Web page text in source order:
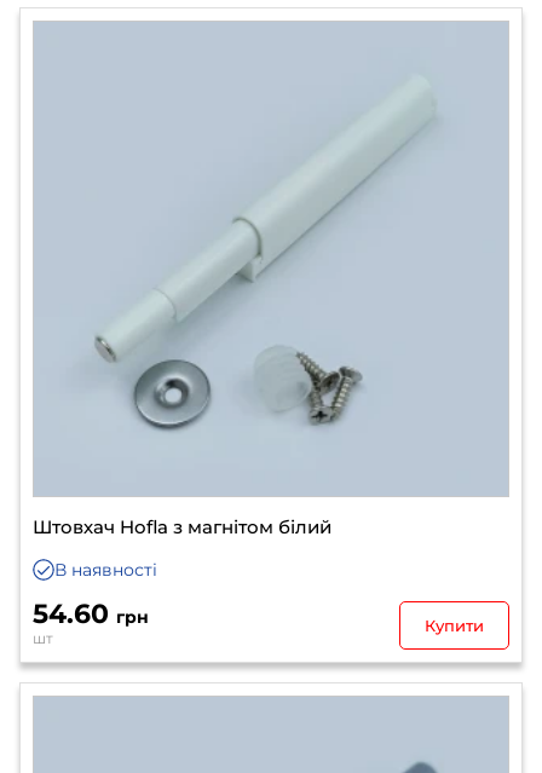
Штовхач Hofla з магнітом білий
В наявності
54.60 грн
шт
Купити